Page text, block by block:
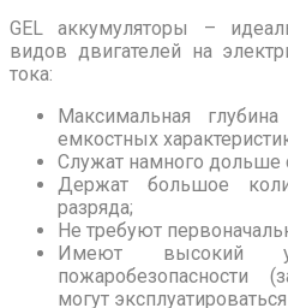
GEL аккумуляторы –
видов двигателей на
тока:
Максимальная
емкостных
Служат намного дольше
Держат большое
разряда;
Не требуют
Имеют высокий
могут